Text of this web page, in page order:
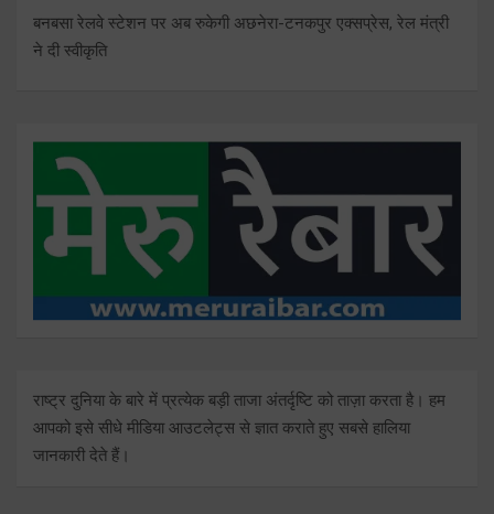
बनबसा रेलवे स्टेशन पर अब रुकेगी अछनेरा-टनकपुर एक्सप्रेस, रेल मंत्री
ने दी स्वीकृति
राष्ट्र दुनिया के बारे में प्रत्येक बड़ी ताजा अंतर्दृष्टि को ताज़ा करता है। हम
आपको इसे सीधे मीडिया आउटलेट्स से ज्ञात कराते हुए सबसे हालिया
जानकारी देते हैं।